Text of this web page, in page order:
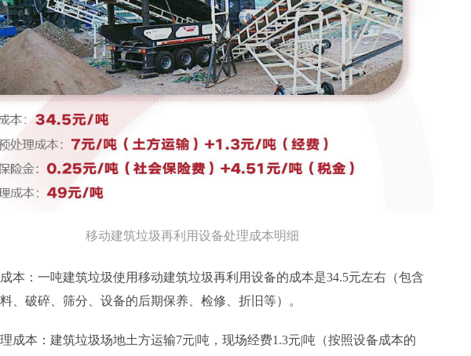
移动建筑垃圾再利用设备处理成本明细
本：一吨建筑垃圾使用移动建筑垃圾再利用设备的成本是34.5元左右（包含
、破碎、筛分、设备的后期保养、检修、折旧等）。
成本：建筑垃圾场地土方运输7元|吨，现场经费1.3元|吨（按照设备成本的